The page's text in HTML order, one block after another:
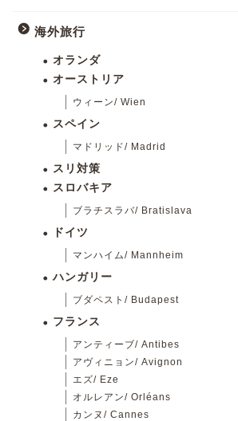
海外旅行
オランダ
オーストリア
ウィーン/ Wien
スペイン
マドリッド/ Madrid
スリ対策
スロバキア
ブラチスラバ/ Bratislava
ドイツ
マンハイム/ Mannheim
ハンガリー
ブダペスト/ Budapest
フランス
アンティーブ/ Antibes
アヴィニョン/ Avignon
エズ/ Eze
オルレアン/ Orléans
カンヌ/ Cannes